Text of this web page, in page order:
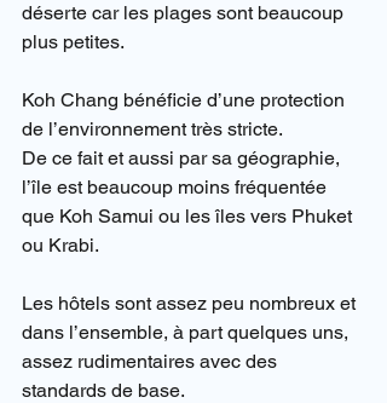
déserte car les plages sont beaucoup
plus petites.
Koh Chang bénéficie d’une protection
de l’environnement très stricte.
De ce fait et aussi par sa géographie,
l’île est beaucoup moins fréquentée
que Koh Samui ou les îles vers Phuket
ou Krabi.
Les hôtels sont assez peu nombreux et
dans l’ensemble, à part quelques uns,
assez rudimentaires avec des
standards de base.